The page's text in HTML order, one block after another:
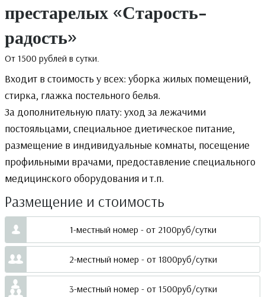
престарелых «Старость-
радость»
От 1500 рублей в сутки.
Входит в стоимость у всех: уборка жилых помещений,
стирка, глажка постельного белья.
За дополнительную плату: уход за лежачими
постояльцами, специальное диетическое питание,
размещение в индивидуальные комнаты, посещение
профильными врачами, предоставление специального
медицинского оборудования и т.п.
Размещение и стоимость
1-местный номер - от 2100руб/сутки
2-местный номер - от 1800руб/сутки
3-местный номер - от 1500руб/сутки